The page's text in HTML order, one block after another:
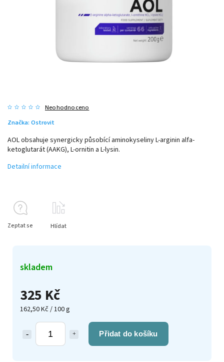
Neohodnoceno
Značka: Ostrovit
325 Kč
162,50 Kč / 100 g
Přidat do košíku
skladem
AOL obsahuje synergicky působící aminokyseliny L-arginin alfa-
ketoglutarát (AAKG), L-ornitin a L-lysin.
Detailní informace
Zeptat se Hlídat